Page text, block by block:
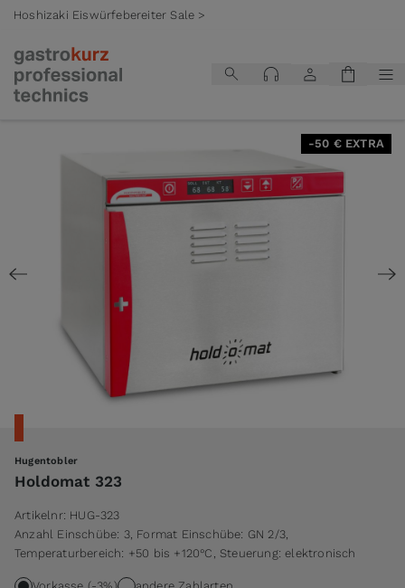
Hoshizaki Eiswürfebereiter Sale >
-50 € EXTRA
Hugentobler
Holdomat 323
Artikelnr: HUG-323
Anzahl Einschübe: 3, Format Einschübe: GN 2/3,
Temperaturbereich: +50 bis +120°C, Steuerung: elektronisch